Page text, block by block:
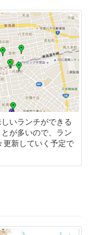
いランチができる
が多いので、ラン
新していく予定で